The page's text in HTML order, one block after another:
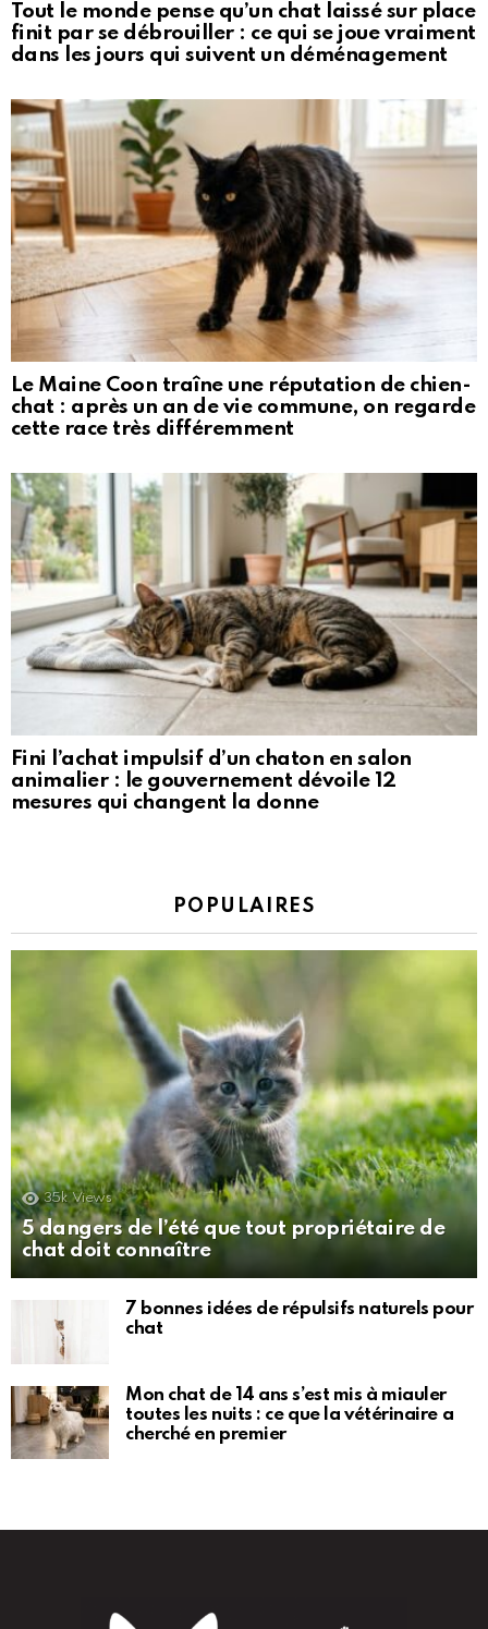
Tout le monde pense qu’un chat laissé sur place
finit par se débrouiller : ce qui se joue vraiment
dans les jours qui suivent un déménagement
Le Maine Coon traîne une réputation de chien-
chat : après un an de vie commune, on regarde
cette race très différemment
Fini l’achat impulsif d’un chaton en salon
animalier : le gouvernement dévoile 12
mesures qui changent la donne
POPULAIRES
35k Views
5 dangers de l’été que tout propriétaire de
chat doit connaître
7 bonnes idées de répulsifs naturels pour
chat
Mon chat de 14 ans s’est mis à miauler
toutes les nuits : ce que la vétérinaire a
cherché en premier